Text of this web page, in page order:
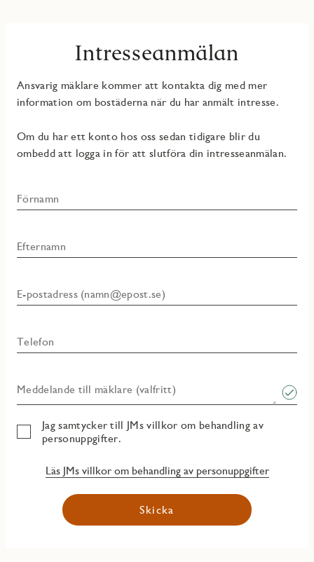
Intresseanmälan
Ansvarig mäklare kommer att kontakta dig med mer
information om bostäderna när du har anmält intresse.
Om du har ett konto hos oss sedan tidigare blir du
ombedd att logga in för att slutföra din intresseanmälan.
Förnamn
Efternamn
E-postadress (namn@epost.se)
Telefon
Meddelande till mäklare (valfritt)
Jag samtycker till JMs villkor om behandling av
personuppgifter.
Läs JMs villkor om behandling av personuppgifter
Skicka